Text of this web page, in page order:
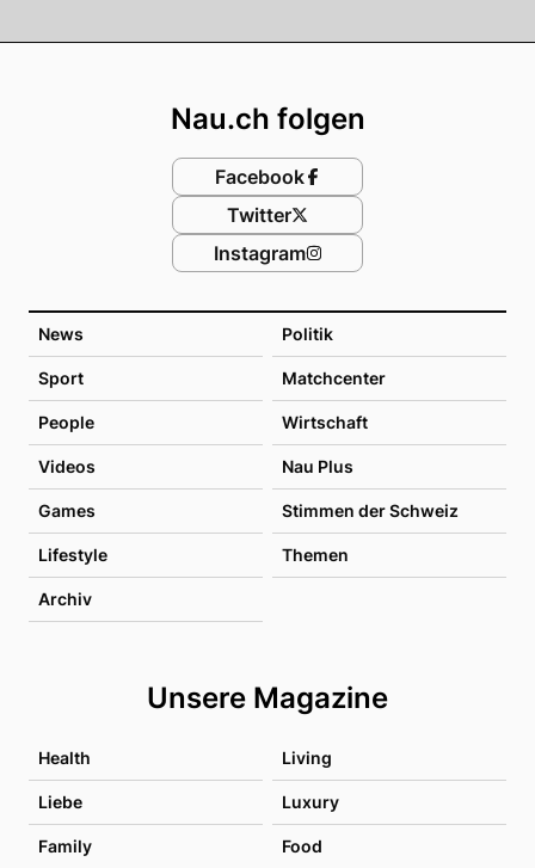
News Politik
Sport Matchcenter
People Wirtschaft
Videos Nau Plus
Games Stimmen der Schweiz
Lifestyle Themen
Archiv
Unsere Magazine
Health Living
Liebe Luxury
Family Food
Nau.ch folgen
Facebook
Twitter
Instagram